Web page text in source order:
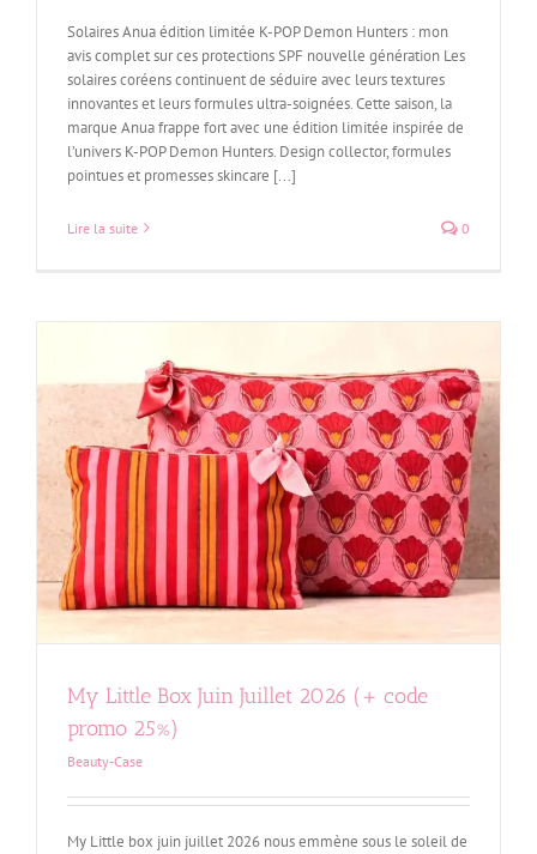
Solaires Anua édition limitée K-POP Demon Hunters : mon
avis complet sur ces protections SPF nouvelle génération Les
solaires coréens continuent de séduire avec leurs textures
innovantes et leurs formules ultra-soignées. Cette saison, la
marque Anua frappe fort avec une édition limitée inspirée de
l’univers K-POP Demon Hunters. Design collector, formules
pointues et promesses skincare [...]
Lire la suite 0
My Little Box Juin Juillet 2026 (+ code
promo 25%)
Beauty-Case
My Little box juin juillet 2026 nous emmène sous le soleil de